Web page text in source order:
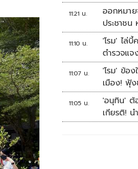
11:21 น.
ออกหมา
ประชาช
11:10 น.
'โรม' ไล่
ตำรวจแ
เว็บพนัน
11:07 น.
'โรม' ข้อ
เมือง! ฟุ้
11:05 น.
'อนุทิน' ต้
เกียรติ!
เกียรติยศ